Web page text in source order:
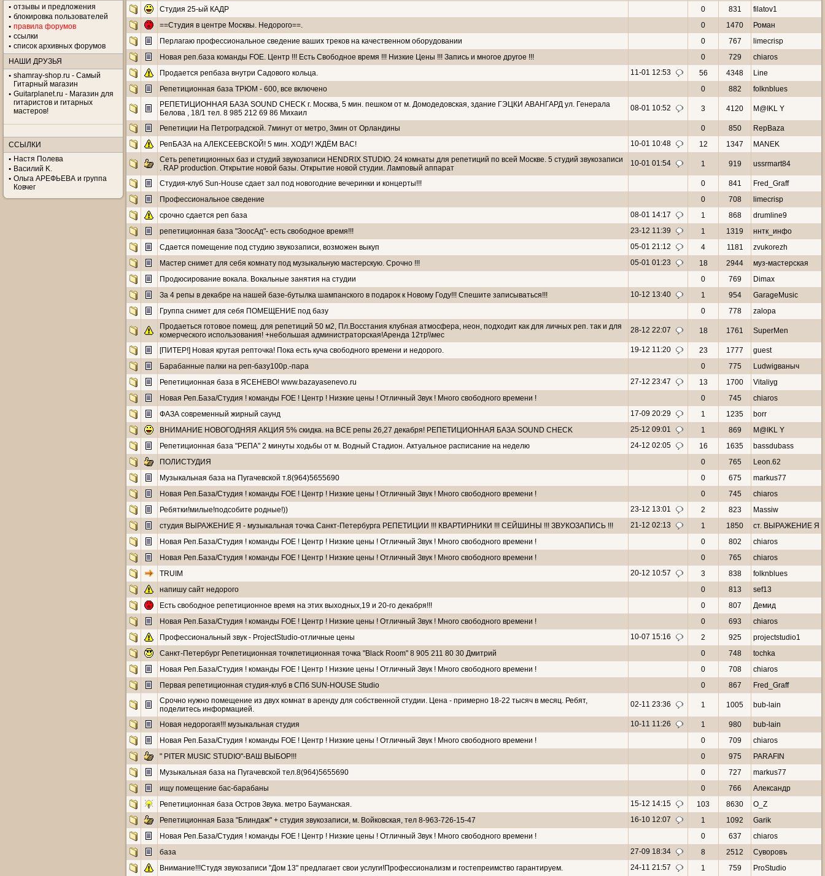
отзывы и предложения
блокировка пользователей
правила форумов
ссылки
список архивных форумов
НАШИ ДРУЗЬЯ
shamray-shop.ru - Самый
Гитарный магазин
Guitarplanet.ru - Магазин для
гитаристов и гитарных
мастеров!
ССЫЛКИ
Настя Полева
Василий K.
Ольга АРЕФЬЕВА и группа
Ковчег
Студия 25-ый КАДР 0 831
filatov1
==Студия в центре Москвы. Недорого==.
0 1470
Роман
Перлагаю профессиональное сведение ваших треков на качественном оборудовании
0 767
limecrisp
Новая реп.база команды FOE. Центр !!! Есть Свободное время !!! Низкие Цены !!! Запись и многое другое !!!
0 729
chiaros
Продается репбаза внутри Садового кольца.
11-01 12:53 56 4348
Line
Репетиционная база ТРЮМ - 600, все включено
0 882
folknblues
РЕПЕТИЦИОННАЯ БАЗА SOUND CHECK г. Москва, 5 мин. пешком от м. Домодедовская, здание ГЭЦКИ АВАНГАРД ул. Генерала
Белова , 18/1 тел. 8 985 212 69 86 Михаил
08-01 10:52 3 4120 M@IKL Y
Репетиции На Петроградской. 7минут от метро, 3мин от Орландины 0 850
RepBaza
РепБАЗА на АЛЕКСЕЕВСКОЙ! 5 мин. ХОДУ! ЖДЁМ ВАС!
10-01 10:48 12 1347
MANEK
Сеть репетиционных баз и студий звукозаписи HENDRIX STUDIO. 24 комнаты для репетиций по всей Москве. 5 студий звукозаписи
. RAP production. Открытие новой базы. Открытие новой студии. Ламповый аппарат
10-01 01:54 1 919 ussrmart84
Студия-клуб Sun-House сдает зал под новогодние вечеринки и концерты!!! 0 841
Fred_Graff
Профессиональное сведение
0 708
limecrisp
срочно сдается реп база
08-01 14:17 1 868
drumline9
репетиционная база "ЗоосАд"- есть свободное время!!!
23-12 11:39 1 1319
ннтк_инфо
Сдается помещение под студию звукозаписи, возможен выкуп
05-01 21:12 4 1181
zvukorezh
Мастер снимет для себя комнату под музыкальную мастерскую. Срочно !!!
05-01 01:23 18 2944
муз-мастерская
Продюсирование вокала. Вокальные занятия на студии
0 769
Dimax
За 4 репы в декабре на нашей базе-бутылка шампанского в подарок к Новому Году!!! Спешите записываться!!!
10-12 13:40 1 954
GarageMusic
Группа снимет для себя ПОМЕЩЕНИЕ под базу
0 778
zalopa
Продаеться готовое помещ. для репетиций 50 м2, Пл.Восстания клубная атмосфера, неон, подходит как для личных реп. так и для
комерческого использования! +небольшая администраторская!Аренда 12тр\\мес
28-12 22:07 18 1761 SuperMen
[ПИТЕР!] Новая крутая репточка! Пока есть куча свободного времени и недорого. 19-12 11:20 23 1777
guеst
Барабанные палки на реп-базу100р.-пара
0 775
Ludwigваныч
Репетиционная база в ЯСЕНЕВО! www.bazayasenevo.ru
27-12 23:47 13 1700
Vitaliyg
Новая Реп.База/Студия ! команды FOE ! Центр ! Низкие цены ! Отличный Звук ! Много свободного времени !
0 745
chiaros
ФАЗА современный жирный саунд
17-09 20:29 1 1235
borr
ВНИМАНИЕ НОВОГОДНЯЯ АКЦИЯ 5% скидка. на ВСЕ репы 26,27 декабря! РЕПЕТИЦИОННАЯ БАЗА SOUND CHECK
25-12 09:01 1 869
M@IKL Y
Репетиционная база "РЕПА" 2 минуты ходьбы от м. Водный Стадион. Актуальное расписание на неделю
24-12 02:05 16 1635
bassdubass
ПОЛИСТУДИЯ
0 765
Leon.62
Музыкальная база на Пугачевской т.8(964)5655690
0 675
markus77
Новая Реп.База/Студия ! команды FOE ! Центр ! Низкие цены ! Отличный Звук ! Много свободного времени !
0 745
chiaros
Ребятки!милые!подсобите родные!))
23-12 13:01 2 823
Massiw
студия ВЫРАЖЕНИЕ Я - музыкальная точка Санкт-Петербурга РЕПЕТИЦИИ !!! КВАРТИРНИКИ !!! СЕЙШИНЫ !!! ЗВУКОЗАПИСЬ !!!
21-12 02:13 1 1850
ст. ВЫРАЖЕНИЕ Я
Новая Реп.База/Студия ! команды FOE ! Центр ! Низкие цены ! Отличный Звук ! Много свободного времени !
0 802
chiaros
Новая Реп.База/Студия ! команды FOE ! Центр ! Низкие цены ! Отличный Звук ! Много свободного времени !
0 765
chiaros
TRUIM
20-12 10:57 3 838
folknblues
напишу сайт недорого
0 813
sef13
Есть свободное репетиционное время на этих выходных,19 и 20-го декабря!!!
0 807
Демид
Новая Реп.База/Студия ! команды FOE ! Центр ! Низкие цены ! Отличный Звук ! Много свободного времени !
0 693
chiaros
Профессиональный звук - ProjectStudio-отличные цены
10-07 15:16 2 925
projectstudio1
Санкт-Петербург Репетиционная точкпетиционная точка "Black Room" 8 905 211 80 30 Дмитрий
0 748
tochka
Новая Реп.База/Студия ! команды FOE ! Центр ! Низкие цены ! Отличный Звук ! Много свободного времени !
0 708
chiaros
Первая репетиционная студия-клуб в СПб SUN-HOUSE Studio
0 867
Fred_Graff
Срочно нужно помещение из двух комнат в аренду для собственной студии. Цена - примерно 18-22 тысяч в месяц. Ребят,
поделитесь информацией.
02-11 23:36 1 1005 bub-lain
Новая недорогая!!! музыкальная студия 10-11 11:26 1 980
bub-lain
Новая Реп.База/Студия ! команды FOE ! Центр ! Низкие цены ! Отличный Звук ! Много свободного времени !
0 709
chiaros
" PITER MUSIC STUDIO"-ВАШ ВЫБОР!!!
0 975
PARAFIN
Музыкальная база на Пугачевской тел.8(964)5655690
0 727
markus77
ищу помещение бас-барабаны
0 766
Александр
Репетиционная база Остров Звука. метро Бауманская.
15-12 14:15 103 8630
O_Z
Репетиционная База "Блиндаж" + студия звукозаписи, м. Войковская, тел 8-963-726-15-47
16-10 12:07 1 1092
Garik
Новая Реп.База/Студия ! команды FOE ! Центр ! Низкие цены ! Отличный Звук ! Много свободного времени !
0 637
chiaros
база
27-09 18:34 8 2512
Суворовъ
Внимание!!!Студя звукозаписи "Дом 13" предлагает свои услуги!Профессионализм и гостепреимство гарантируем.
24-11 21:57 1 759 ProStudio